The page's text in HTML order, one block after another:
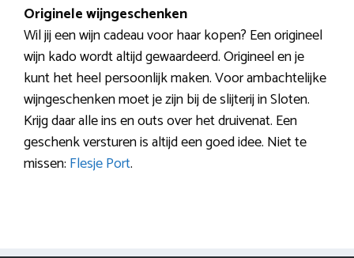
Originele wijngeschenken
Wil jij een wijn cadeau voor haar kopen? Een origineel
wijn kado wordt altijd gewaardeerd. Origineel en je
kunt het heel persoonlijk maken. Voor ambachtelijke
wijngeschenken moet je zijn bij de slijterij in Sloten.
Krijg daar alle ins en outs over het druivenat. Een
geschenk versturen is altijd een goed idee. Niet te
missen: Flesje Port.